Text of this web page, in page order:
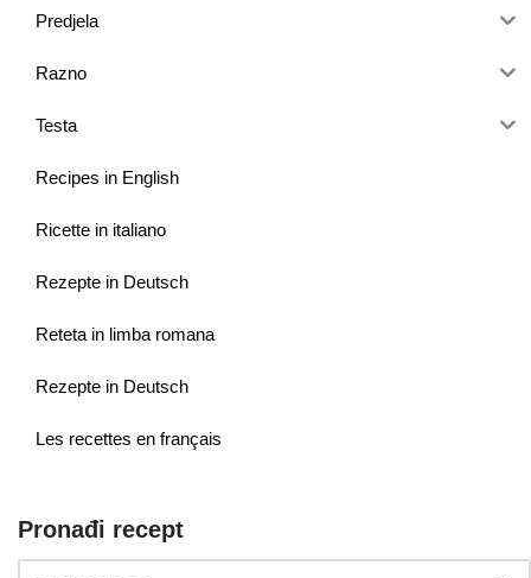
Predjela
Razno
Testa
Recipes in English
Ricette in italiano
Rezepte in Deutsch
Reteta in limba romana
Rezepte in Deutsch
Les recettes en français
Pronađi recept